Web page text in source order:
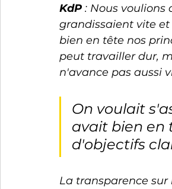
KdP : Nous voulions
grandissaient vite
bien en tête nos
peut travailler dur,
n'avance pas aussi
On voulait
avait bien en
d'objectifs
La transparence